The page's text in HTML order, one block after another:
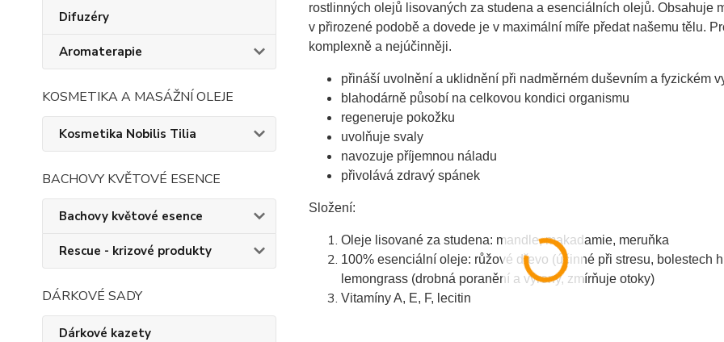
Difuzéry
Aromaterapie
KOSMETIKA A MASÁŽNÍ OLEJE
Kosmetika Nobilis Tilia
BACHOVY KVĚTOVÉ ESENCE
Bachovy květové esence
Rescue - krizové produkty
DÁRKOVÉ SADY
Dárkové kazety
rostlinných olejů lisovaných za studena a esenciálních olejů. Obsahuje
v přirozené podobě a dovede je v maximální míře předat našemu tělu.
komplexně a nejúčinněji.
přináší uvolnění a uklidnění při nadměrném duševním a fyzickém
blahodárně působí na celkovou kondici organismu
regeneruje pokožku
uvolňuje svaly
navozuje příjemnou náladu
přivolává zdravý spánek
Složení:
Oleje lisované za studena: mandle, makadamie, meruňka
100% esenciální oleje: růžové dřevo (účinné při stresu, bolestech
lemongrass (drobná poranění a výrony, zmírňuje otoky)
Vitamíny A, E, F, lecitin